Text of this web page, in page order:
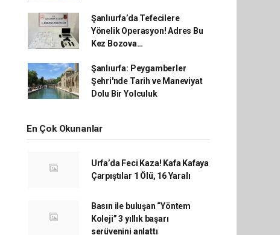
Şanlıurfa’da Tefecilere
Yönelik Operasyon! Adres Bu
Kez Bozova…
Şanlıurfa: Peygamberler
Şehri'nde Tarih ve Maneviyat
Dolu Bir Yolculuk
En Çok Okunanlar
Urfa’da Feci Kaza! Kafa Kafaya
Çarpıştılar 1 Ölü, 16 Yaralı
Basın ile buluşan “Yöntem
Koleji” 3 yıllık başarı
serüvenini anlattı